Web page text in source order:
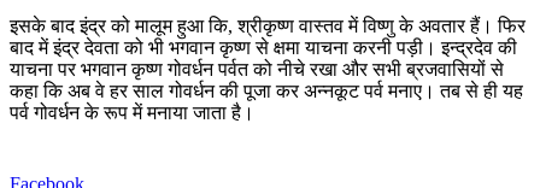
इसके बाद इंद्र को मालूम हुआ कि, श्रीकृष्ण वास्तव में विष्णु के अवतार हैं। फिर
बाद में इंद्र देवता को भी भगवान कृष्ण से क्षमा याचना करनी पड़ी। इन्द्रदेव की
याचना पर भगवान कृष्ण गोवर्धन पर्वत को नीचे रखा और सभी ब्रजवासियों से
कहा कि अब वे हर साल गोवर्धन की पूजा कर अन्नकूट पर्व मनाए। तब से ही यह
पर्व गोवर्धन के रूप में मनाया जाता है।